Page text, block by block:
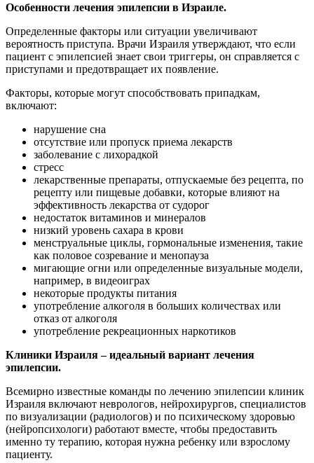
Особенности лечения эпилепсии в Израиле.
Определенные факторы или ситуации увеличивают
вероятность приступа. Врачи Израиля утверждают, что если
пациент с эпилепсией знает свои триггеры, он справляется с
приступами и предотвращает их появление.
Факторы, которые могут способствовать припадкам,
включают:
нарушение сна
отсутствие или пропуск приема лекарств
заболевание с лихорадкой
стресс
лекарственные препараты, отпускаемые без рецепта, по
рецепту или пищевые добавки, которые влияют на
эффективность лекарства от судорог
недостаток витаминов и минералов
низкий уровень сахара в крови
менструальные циклы, гормональные изменения, такие
как половое созревание и менопауза
мигающие огни или определенные визуальные модели,
например, в видеоиграх
некоторые продукты питания
употребление алкоголя в больших количествах или
отказ от алкоголя
употребление рекреационных наркотиков
Клиники Израиля – идеальный вариант лечения
эпилепсии.
Всемирно известные команды по лечению эпилепсии клиник
Израиля включают неврологов, нейрохирургов, специалистов
по визуализации (радиологов) и по психическому здоровью
(нейропсихологи) работают вместе, чтобы предоставить
именно ту терапию, которая нужна ребенку или взрослому
пациенту.